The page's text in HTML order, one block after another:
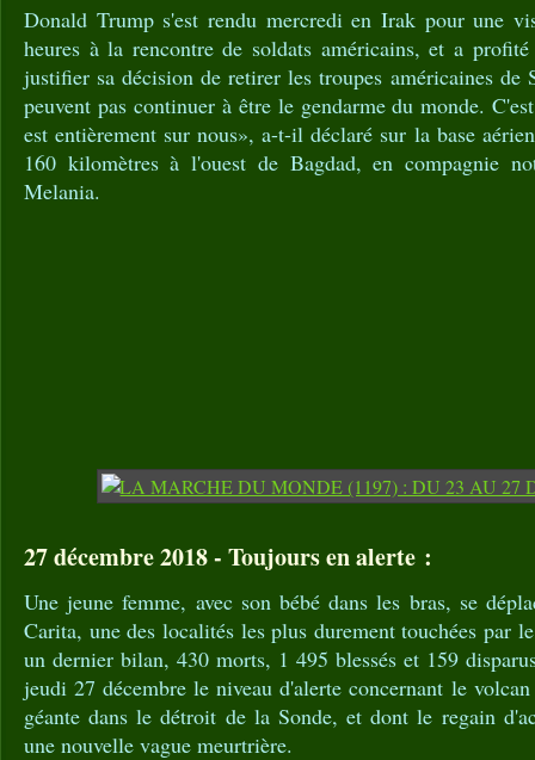
Donald Trump s'est rendu mercredi en Irak pour une
heures à la rencontre de soldats américains, et a
justifier sa décision de retirer les troupes américaines de
peuvent pas continuer à être le gendarme du monde.
est entièrement sur nous», a-t-il déclaré sur la base
160 kilomètres à l'ouest de Bagdad, en compagnie
Melania.
27 décembre 2018 - Toujours en alerte :
Une jeune femme, avec son bébé dans les bras, se
Carita, une des localités les plus durement touchées par
un dernier bilan, 430 morts, 1 495 blessés et 159
jeudi 27 décembre le niveau d'alerte concernant le
géante dans le détroit de la Sonde, et dont le regain
une nouvelle vague meurtrière.